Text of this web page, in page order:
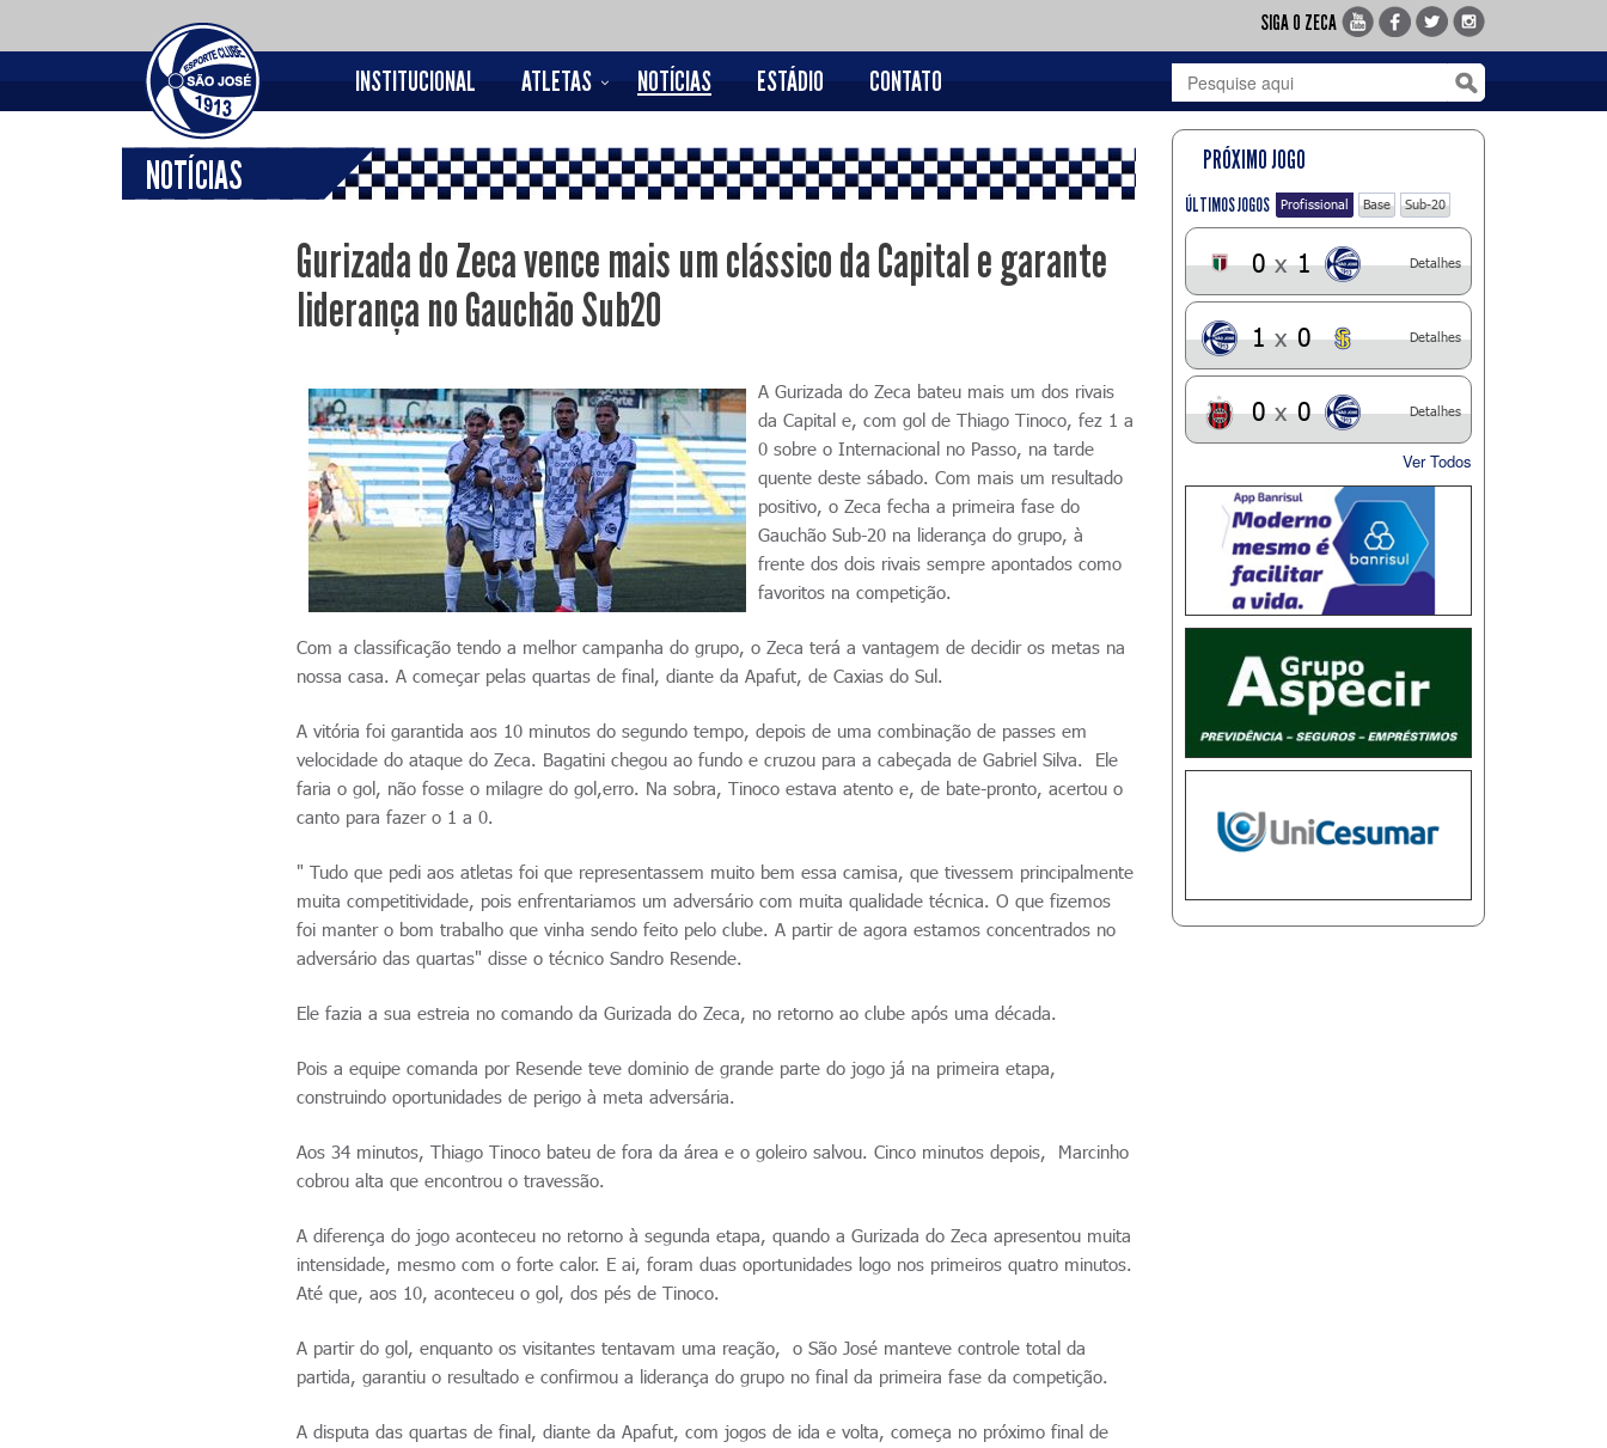
SIGA O ZECA
INSTITUCIONAL ATLETAS NOTÍCIAS ESTÁDIO CONTATO
NOTÍCIAS
Gurizada do Zeca vence mais um clássico da Capital e garante
liderança no Gauchão Sub20
A Gurizada do Zeca bateu mais um dos rivais
da Capital e, com gol de Thiago Tinoco, fez 1 a
0 sobre o Internacional no Passo, na tarde
quente deste sábado. Com mais um resultado
positivo, o Zeca fecha a primeira fase do
Gauchão Sub-20 na liderança do grupo, à
frente dos dois rivais sempre apontados como
favoritos na competição.
Com a classificação tendo a melhor campanha do grupo, o Zeca terá a vantagem de decidir os metas na
nossa casa. A começar pelas quartas de final, diante da Apafut, de Caxias do Sul.
A vitória foi garantida aos 10 minutos do segundo tempo, depois de uma combinação de passes em
velocidade do ataque do Zeca. Bagatini chegou ao fundo e cruzou para a cabeçada de Gabriel Silva. Ele
faria o gol, não fosse o milagre do gol,erro. Na sobra, Tinoco estava atento e, de bate-pronto, acertou o
canto para fazer o 1 a 0.
" Tudo que pedi aos atletas foi que representassem muito bem essa camisa, que tivessem principalmente
muita competitividade, pois enfrentariamos um adversário com muita qualidade técnica. O que fizemos
foi manter o bom trabalho que vinha sendo feito pelo clube. A partir de agora estamos concentrados no
adversário das quartas" disse o técnico Sandro Resende.
Ele fazia a sua estreia no comando da Gurizada do Zeca, no retorno ao clube após uma década.
Pois a equipe comanda por Resende teve dominio de grande parte do jogo já na primeira etapa,
construindo oportunidades de perigo à meta adversária.
Aos 34 minutos, Thiago Tinoco bateu de fora da área e o goleiro salvou. Cinco minutos depois, Marcinho
cobrou alta que encontrou o travessão.
A diferença do jogo aconteceu no retorno à segunda etapa, quando a Gurizada do Zeca apresentou muita
intensidade, mesmo com o forte calor. E ai, foram duas oportunidades logo nos primeiros quatro minutos.
Até que, aos 10, aconteceu o gol, dos pés de Tinoco.
A partir do gol, enquanto os visitantes tentavam uma reação, o São José manteve controle total da
partida, garantiu o resultado e confirmou a liderança do grupo no final da primeira fase da competição.
A disputa das quartas de final, diante da Apafut, com jogos de ida e volta, começa no próximo final de
PRÓXIMO JOGO
ÚLTIMOS JOGOS Profissional Base Sub-20
0 x 1 Detalhes
1 x 0 Detalhes
0 x 0 Detalhes
Ver Todos